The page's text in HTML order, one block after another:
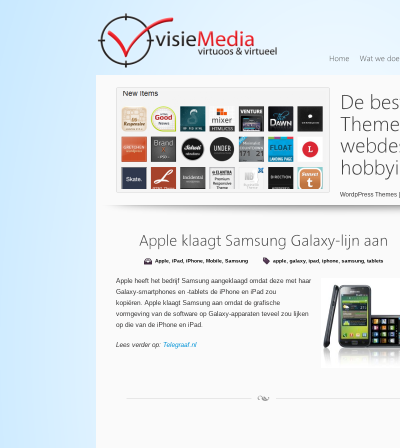
WordpPress Themes |
Apple iPad iPhone Mobile Samsung apple galaxy, ipad iphone samsung tablets
Apple heeft het bedrijf Samsung aangeklaagd omdat deze met haar
Galaxy-smartphones en -tablets de iPhone en iPad zou
kopiëren. Apple klaagt Samsung aan omdat de grafische
vormgeving van de software op Galaxy-apparaten teveel zou lijken
op die van de iPhone en iPad.
Lees verder op: Telegraaf.nl